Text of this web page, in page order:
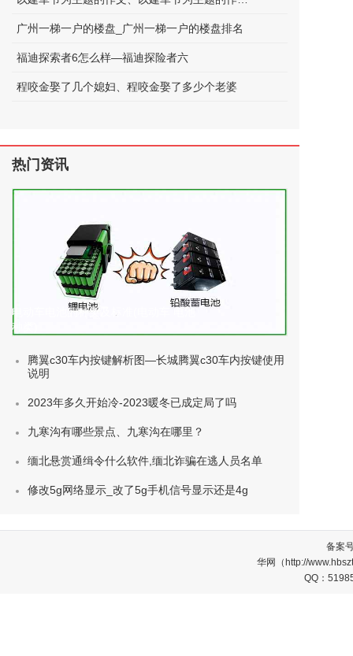
广州一梯一户的楼盘_广州一梯一户的楼盘排名
福迪探索者6怎么样—福迪探险者六
程咬金娶了几个媳妇、程咬金娶了多少个老婆
热门资讯
电动车电池的种类及标准(电动车 电池
种类)
腾翼c30车内按键解析图—长城腾翼c30车内按键使用
说明
2023年多久开始冷-2023暖冬已成定局了吗
九寒沟有哪些景点、九寒沟在哪里？
缅北悬赏通缉令什么软件,缅北诈骗在逃人员名单
修改5g网络显示_改了5g手机信号显示还是4g
备案
华网（http://
QQ：